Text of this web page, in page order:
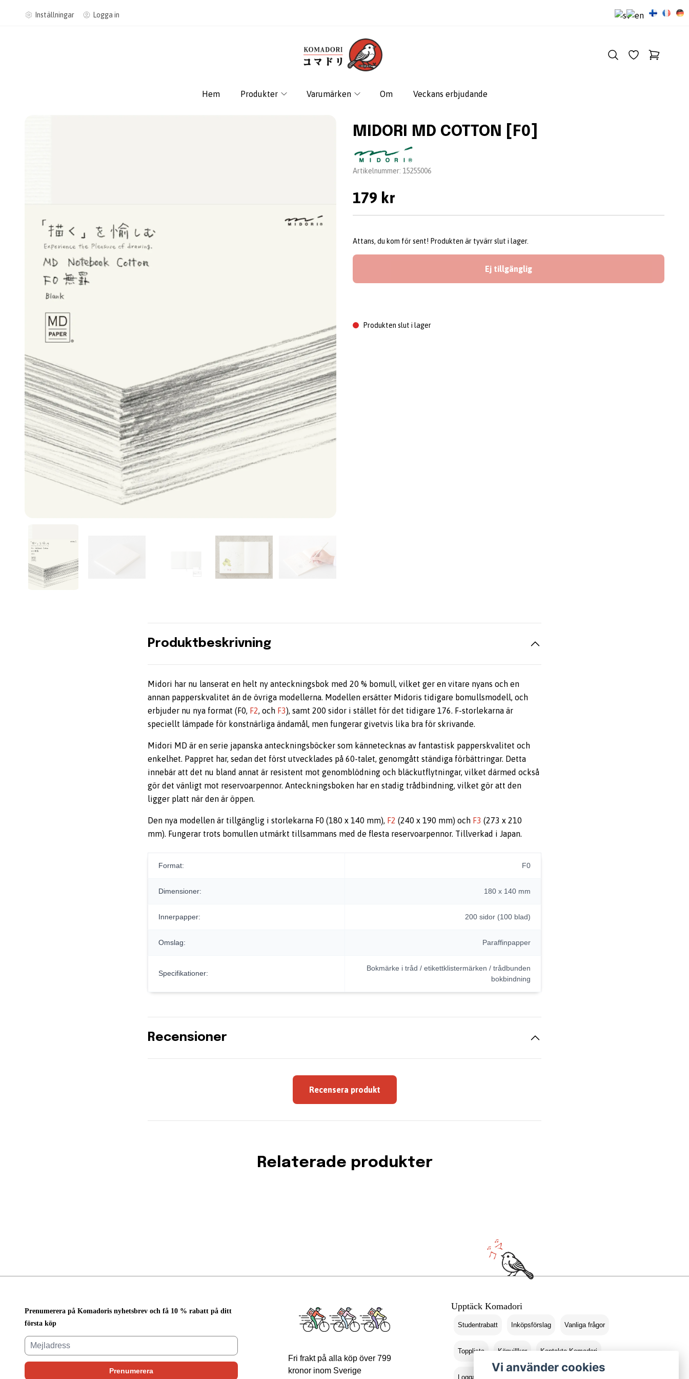
Inställningar Logga in
Hem Produkter Varumärken Om Veckans erbjudande
MIDORI MD COTTON [F0]
Leverantör:
Artikelnummer: 15255006
179 kr
Attans, du kom för sent! Produkten är tyvärr slut i lager.
Ej tillgänglig
Produkten slut i lager
Produktbeskrivning
Midori har nu lanserat en helt ny anteckningsbok med 20 % bomull, vilket ger en vitare nyans och en
annan papperskvalitet än de övriga modellerna. Modellen ersätter Midoris tidigare bomullsmodell, och
erbjuder nu nya format (F0, F2, och F3), samt 200 sidor i stället för det tidigare 176. F-storlekarna är
speciellt lämpade för konstnärliga ändamål, men fungerar givetvis lika bra för skrivande.
Midori MD är en serie japanska anteckningsböcker som kännetecknas av fantastisk papperskvalitet och
enkelhet. Pappret har, sedan det först utvecklades på 60-talet, genomgått ständiga förbättringar. Detta
innebär att det nu bland annat är resistent mot genomblödning och bläckutflytningar, vilket därmed också
gör det vänligt mot reservoarpennor. Anteckningsboken har en stadig trådbindning, vilket gör att den
ligger platt när den är öppen.
Den nya modellen är tillgänglig i storlekarna F0 (180 x 140 mm), F2 (240 x 190 mm) och F3 (273 x 210
mm). Fungerar trots bomullen utmärkt tillsammans med de flesta reservoarpennor. Tillverkad i Japan.
Format: F0
Dimensioner: 180 x 140 mm
Innerpapper: 200 sidor (100 blad)
Omslag: Paraffinpapper
Specifikationer:
Bokmärke i tråd / etikettklistermärken / trådbunden
bokbindning
Recensioner
Recensera produkt
Relaterade produkter
Prenumerera på Komadoris nyhetsbrev och få 10 % rabatt på ditt
första köp
Fri frakt på alla köp över 799
kronor inom Sverige
Upptäck Komadori
Studentrabatt Inköpsförslag Vanliga frågor
Topplista Köpvillkor Kontakta Komadori
Logga in
Vi använder cookies